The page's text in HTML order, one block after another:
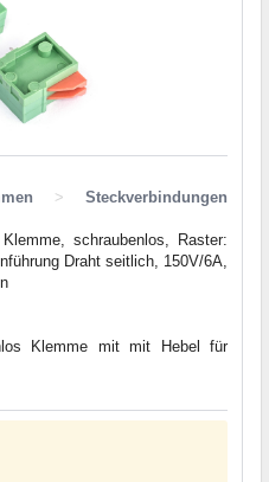
>
Steckverbindungen
schraubenlos, Raster:
Draht seitlich, 150V/6A,
Klemme mit mit Hebel für